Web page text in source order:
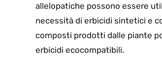
allelopatiche possono essere
necessità di erbicidi sintetici e
composti prodotti dalle piante
erbicidi ecocompatibili.